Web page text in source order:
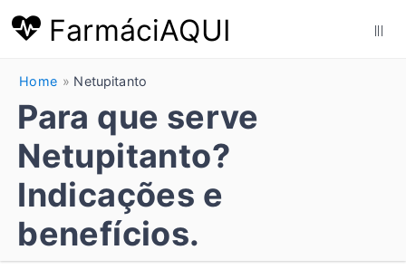
FarmáciAQUI
Home Netupitanto
Para que serve
Netupitanto?
Indicações e
benefícios.